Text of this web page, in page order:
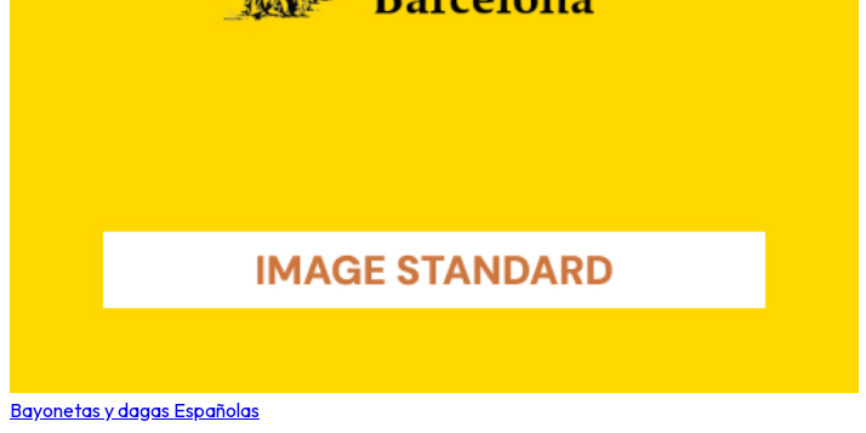
Bayonetas y dagas Españolas